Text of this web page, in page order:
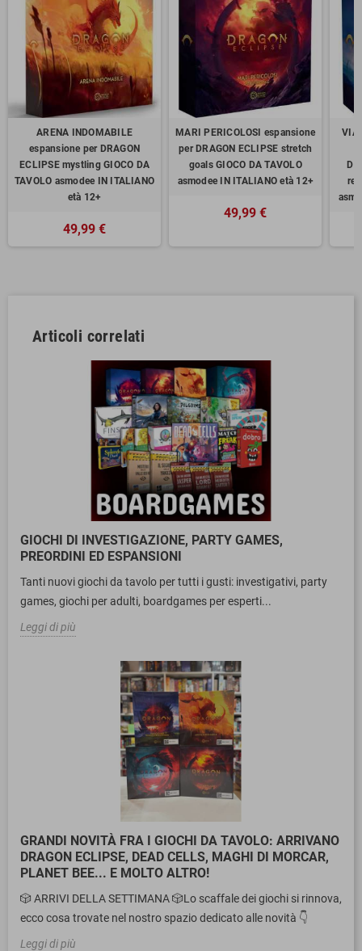
ARENA INDOMABILE
espansione per DRAGON
ECLIPSE mystling GIOCO DA
TAVOLO asmodee IN ITALIANO
età 12+
49,99 €
MARI PERICOLOSI espansione
per DRAGON ECLIPSE stretch
goals GIOCO DA TAVOLO
asmodee IN ITALIANO età 12+
49,99 €
Articoli correlati
GIOCHI DI INVESTIGAZIONE, PARTY GAMES,
PREORDINI ED ESPANSIONI
Tanti nuovi giochi da tavolo per tutti i gusti: investigativi, party
games, giochi per adulti, boardgames per esperti...
Leggi di più
GRANDI NOVITÀ FRA I GIOCHI DA TAVOLO: ARRIVANO
DRAGON ECLIPSE, DEAD CELLS, MAGHI DI MORCAR,
PLANET BEE... E MOLTO ALTRO!
🎲 ARRIVI DELLA SETTIMANA 🎲Lo scaffale dei giochi si rinnova,
ecco cosa trovate nel nostro spazio dedicato alle novità 👇
Leggi di più